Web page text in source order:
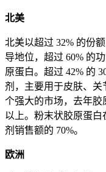
北美
北美以超过 32% 的份
导地位，超过 60% 的
原蛋白。超过 42% 的
剂，主要用于皮肤、
个强大的市场，去年胶
以上。粉末状胶原蛋
剂销售额的 70%。
欧洲